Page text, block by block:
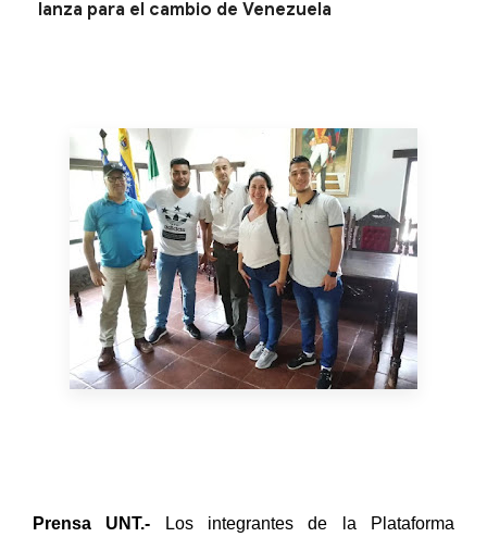
lanza para el cambio de Venezuela
Prensa UNT.-
Los integrantes de la Plataforma